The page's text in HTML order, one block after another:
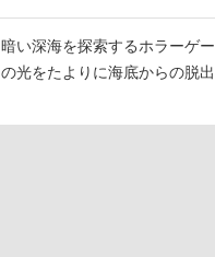
暗い深海を探索するホラーゲ
の光をたよりに海底からの脱